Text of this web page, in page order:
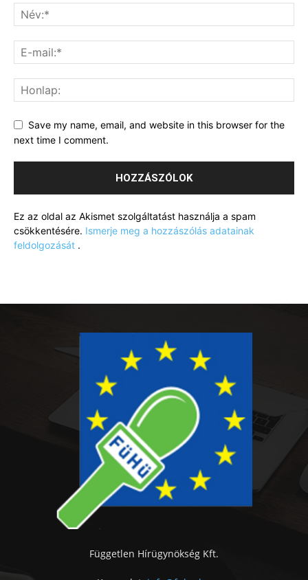
Save my name, email, and website in this browser for the
next time I comment.
Ez az oldal az Akismet szolgáltatást használja a spam
csökkentésére. Ismerje meg a hozzászólás adatainak
feldolgozását .
Független Hírügynökség Kft.